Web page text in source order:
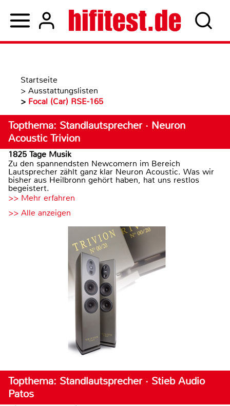
Startseite
> Ausstattungslisten
> Focal (Car) RSE-165
Topthema: Standlautsprecher · Neuron
Acoustic Trivion
1825 Tage Musik
Zu den spannendsten Newcomern im Bereich
Lautsprecher zählt ganz klar Neuron Acoustic. Was wir
bisher aus Heilbronn gehört haben, hat uns restlos
begeistert.
>> Mehr erfahren
>> Alle anzeigen
Topthema: Standlautsprecher · Stieb Audio
Patos